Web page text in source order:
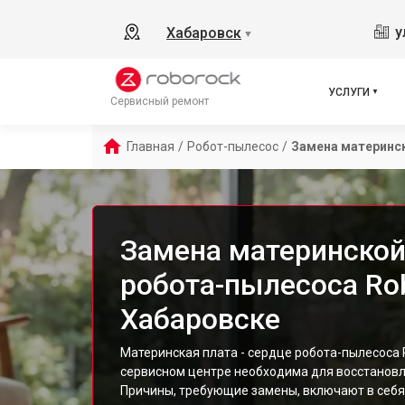
Хабаровск ▼
Сервисный ремонт
УСЛУГИ
Главная / Робот-пылесос / Замена
Замена
робота-пылесоса
Хабаровске
Материнская плата - сердце робота-пылесоса
сервисном центре необходима для
Причины, требующие замены, включают в